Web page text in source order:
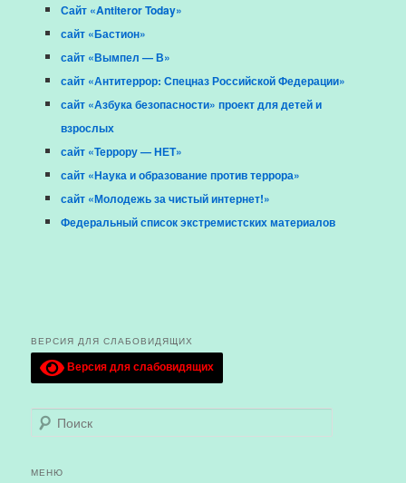
Сайт «Antiteror Today»
сайт «Бастион»
сайт «Вымпел — В»
сайт «Антитеррор: Спецназ Российской Федерации»
сайт «Азбука безопасности» проект для детей и
взрослых
сайт «Террору — НЕТ»
сайт «Наука и образование против террора»
сайт «Молодежь за чистый интернет!»
Федеральный список экстремистских материалов
ВЕРСИЯ ДЛЯ СЛАБОВИДЯЩИХ
Версия для слабовидящих
Поиск
МЕНЮ